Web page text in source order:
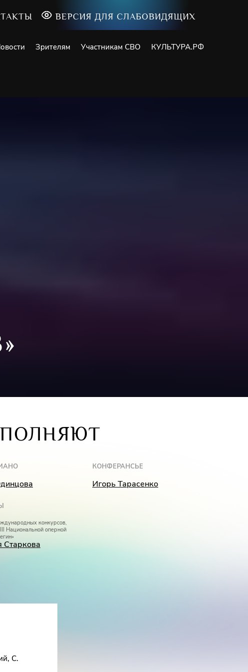
ВЕРСИЯ ДЛЯ СЛАБОВИДЯЩИХ
Зрителям Участникам СВО КУЛЬТУРА.РФ
КОНФЕРАНСЬЕ
Игорь Тарасенко
конкурсов,
Национальной оперной
Старкова
С.